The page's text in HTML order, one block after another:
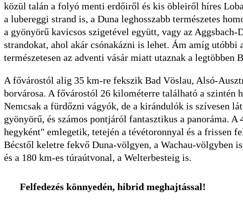
közül talán a folyó menti erdőiről és kis öbleiről híres
a lubereggi strand is, a Duna leghosszabb természetes
a gyönyörű kavicsos szigetével együtt, vagy az
strandokat, ahol akár csónakázni is lehet. Ám amíg utóbbi
természetesen az adventi vásár miatt utaznak a legtöbben
A fővárostól alig 35 km-re fekszik Bad Vöslau, Alsó-
borvárosa. A fővárostól 26 kilométerre található a szintén
Nemcsak a fürdőzni vágyók, de a kirándulók is szívesen
gyönyörű, és számos pontjáról fantasztikus a panoráma. A
hegyként" emlegetik, tetején a tévétoronnyal és a frissen
Bécstől keletre fekvő Duna-völgyen, a Wachau-völgyben
és a 180 km-es túraútvonal, a Welterbesteig is.
Felfedezés könnyedén, hibrid meghajtással!